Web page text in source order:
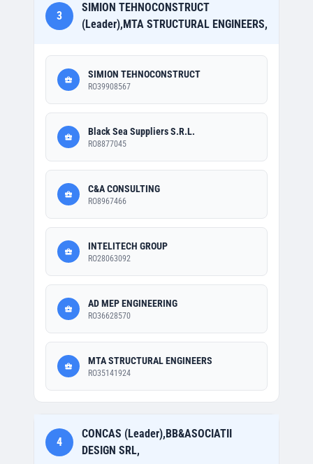
3
SIMION TEHNOCONSTRUCT
(Leader),MTA STRUCTURAL ENGINEERS,
SIMION TEHNOCONSTRUCT
RO39908567
Black Sea Suppliers S.R.L.
RO8877045
C&A CONSULTING
RO8967466
INTELITECH GROUP
RO28063092
AD MEP ENGINEERING
RO36628570
MTA STRUCTURAL ENGINEERS
RO35141924
4
CONCAS (Leader),BB&ASOCIATII
DESIGN SRL,